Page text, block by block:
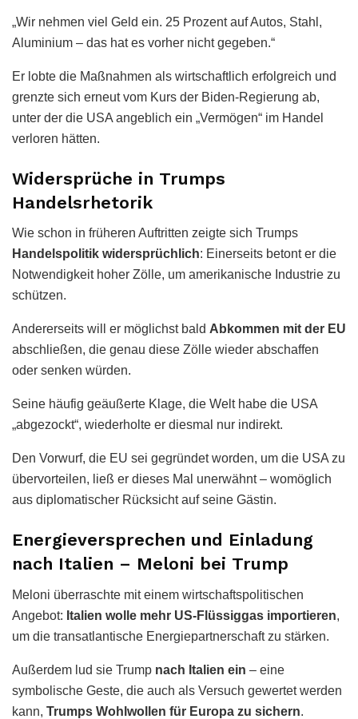
„Wir nehmen viel Geld ein. 25 Prozent auf Autos, Stahl,
Aluminium – das hat es vorher nicht gegeben.“
Er lobte die Maßnahmen als wirtschaftlich erfolgreich und
grenzte sich erneut vom Kurs der Biden-Regierung ab,
unter der die USA angeblich ein „Vermögen“ im Handel
verloren hätten.
Widersprüche in Trumps
Handelsrhetorik
Wie schon in früheren Auftritten zeigte sich Trumps
Handelspolitik widersprüchlich: Einerseits betont er die
Notwendigkeit hoher Zölle, um amerikanische Industrie zu
schützen.
Andererseits will er möglichst bald Abkommen mit der EU
abschließen, die genau diese Zölle wieder abschaffen
oder senken würden.
Seine häufig geäußerte Klage, die Welt habe die USA
„abgezockt“, wiederholte er diesmal nur indirekt.
Den Vorwurf, die EU sei gegründet worden, um die USA zu
übervorteilen, ließ er dieses Mal unerwähnt – womöglich
aus diplomatischer Rücksicht auf seine Gästin.
Energieversprechen und Einladung
nach Italien – Meloni bei Trump
Meloni überraschte mit einem wirtschaftspolitischen
Angebot: Italien wolle mehr US-Flüssiggas importieren,
um die transatlantische Energiepartnerschaft zu stärken.
Außerdem lud sie Trump nach Italien ein – eine
symbolische Geste, die auch als Versuch gewertet werden
kann, Trumps Wohlwollen für Europa zu sichern.